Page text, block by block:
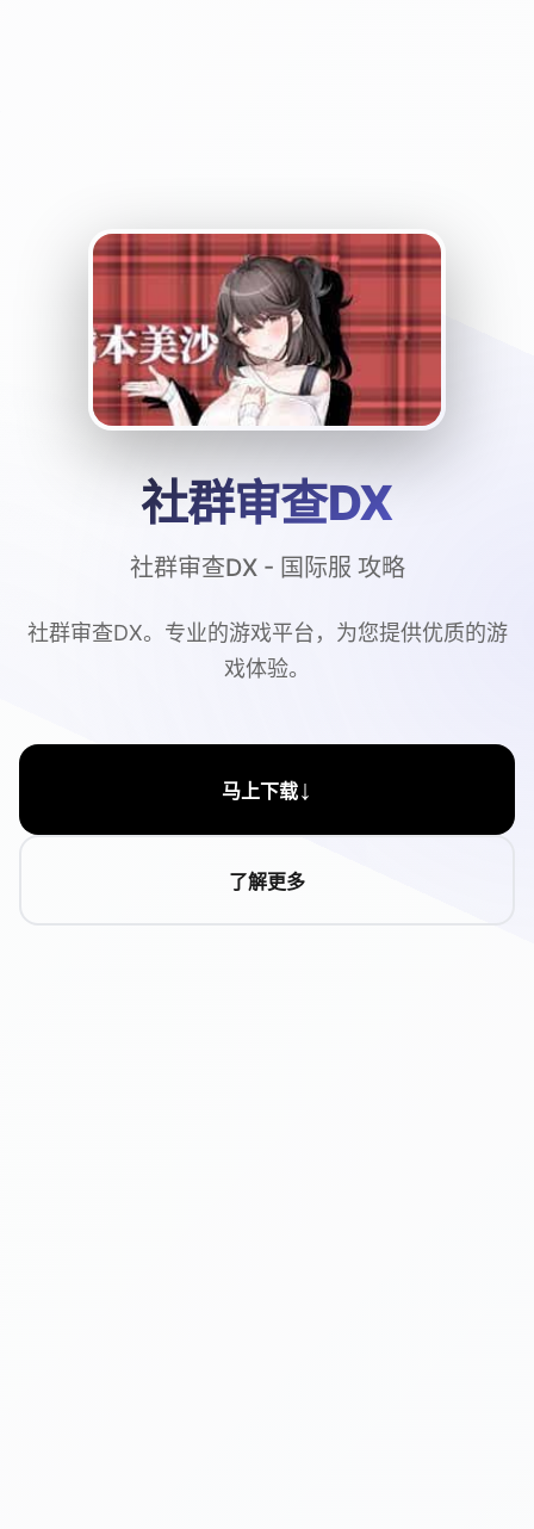
社群审查DX
社群审查DX - 国际服 攻略
社群审查DX。专业的游戏平台，为您提供优质的游
戏体验。
马上下载↓
了解更多